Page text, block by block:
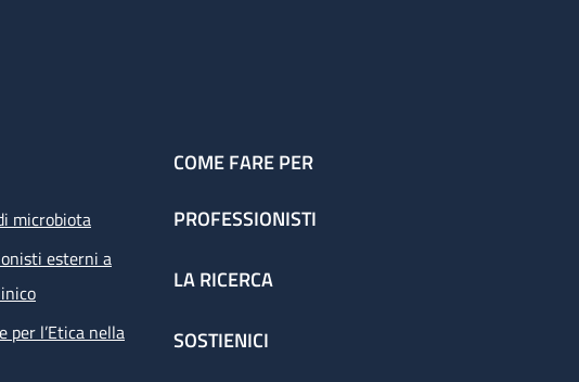
microbiota
esterni a
per l’Etica nella
COME FARE PER
PROFESSIONISTI
LA RICERCA
SOSTIENICI